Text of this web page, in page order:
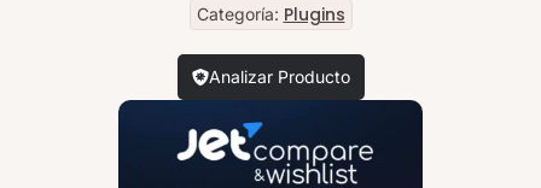
Categoría: Plugins
Analizar Producto